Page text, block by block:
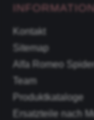
Kontakt
Sitemap
Alfa Romeo
Team
Produktkataloge
Ersatzteile nach